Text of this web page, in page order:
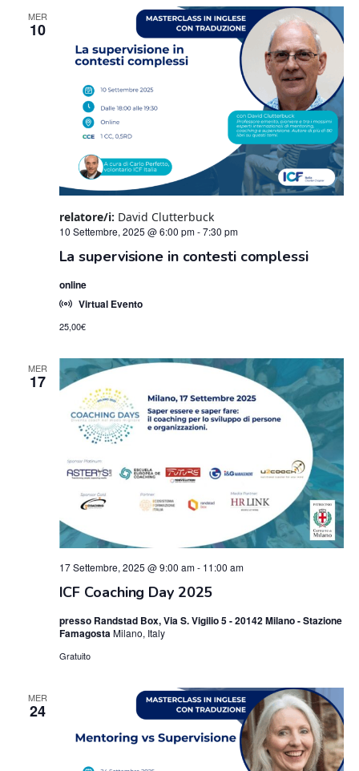
MER
10
10 Settembre, 2025 @ 6:00 pm-7:30 pm
La supervisione in contesti complessi
relatore/i: David Clutterbuck
online
Virtual Evento
25,00€
MER
17
17 Settembre, 2025 @ 9:00 am- 11:00 am
ICF Coaching Day 2025
presso Randstad Box, Via S. Vigilio 5 - 20142 Milano - Stazione
FamagostaMilano, Italy
Gratuito
MER
24